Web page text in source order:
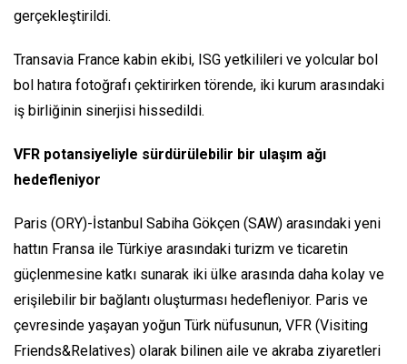
gerçekleştirildi.
Transavia France kabin ekibi, ISG yetkilileri ve yolcular bol
bol hatıra fotoğrafı çektirirken törende, iki kurum arasındaki
iş birliğinin sinerjisi hissedildi.
VFR potansiyeliyle sürdürülebilir bir ulaşım ağı
hedefleniyor
Paris (ORY)-İstanbul Sabiha Gökçen (SAW) arasındaki yeni
hattın Fransa ile Türkiye arasındaki turizm ve ticaretin
güçlenmesine katkı sunarak iki ülke arasında daha kolay ve
erişilebilir bir bağlantı oluşturması hedefleniyor. Paris ve
çevresinde yaşayan yoğun Türk nüfusunun, VFR (Visiting
Friends&Relatives) olarak bilinen aile ve akraba ziyaretleri